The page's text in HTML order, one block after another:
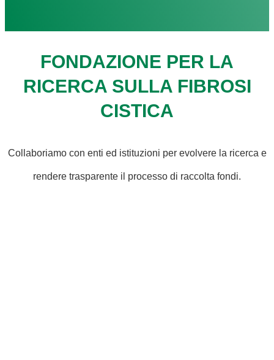
FONDAZIONE PER LA
RICERCA SULLA FIBROSI
CISTICA
Collaboriamo con enti ed istituzioni per evolvere la ricerca e
rendere trasparente il processo di raccolta fondi.